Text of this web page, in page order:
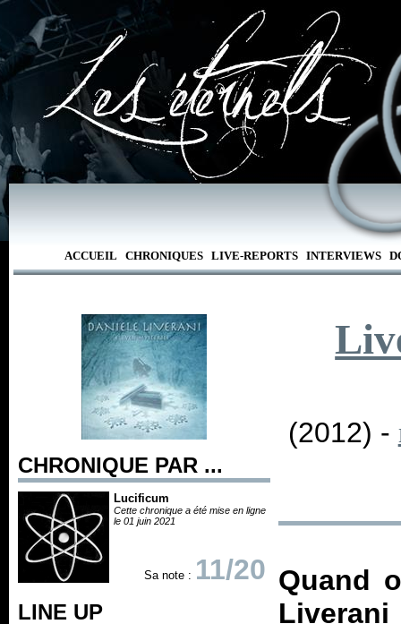
ACCUEIL CHRONIQUES LIVE-REPORTS INTERVIEWS
CHRONIQUE PAR ...
Lucificum
Cette chronique a été mise en ligne
le 01 juin 2021
Sa note : 11/20
LINE UP
(2012) -
Quand